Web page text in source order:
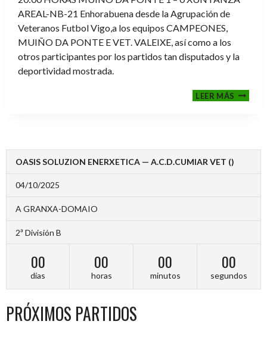
AREAL-NB-21 Enhorabuena desde la Agrupación de
Veteranos Futbol Vigo,a los equipos CAMPEONES,
MUIÑO DA PONTE E VET. VALEIXE, así como a los
otros participantes por los partidos tan disputados y la
deportividad mostrada.
LEER MÁS
2024-
OASIS SOLUZION ENERXETICA — A.C.D.CUMIAR VET ()
04/10/2025
A GRANXA-DOMAIO
2ª División B
00
días
00
horas
00
minutos
00
segundos
PRÓXIMOS PARTIDOS